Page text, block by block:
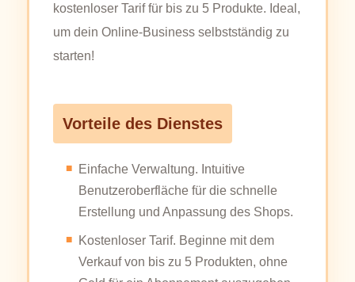
kostenloser Tarif für bis zu 5 Produkte. Ideal,
um dein Online-Business selbstständig zu
starten!
Vorteile des Dienstes
Einfache Verwaltung. Intuitive
Benutzeroberfläche für die schnelle
Erstellung und Anpassung des Shops.
Kostenloser Tarif. Beginne mit dem
Verkauf von bis zu 5 Produkten, ohne